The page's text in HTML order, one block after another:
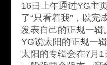
16日上午通过YG主
了“只看着我”，以
发表自己的正规一辑。
YG说太阳的正规一
太阳的专辑会在7月